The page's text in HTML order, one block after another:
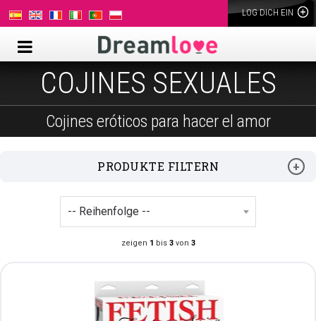
LOG DICH EIN
COJINES SEXUALES
Cojines eróticos para hacer el amor
PRODUKTE FILTERN
zeigen 1 bis 3von 3